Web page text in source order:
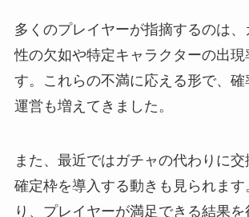
多くのプレイヤーが指摘するのは、
性の欠如や特定キャラクターの出
す。これらの不満に応える形で、確
運営も増えてきました。
また、最近ではガチャの代わりに
確定枠を導入する動きも見られます
り、プレイヤーが満足できる結果を